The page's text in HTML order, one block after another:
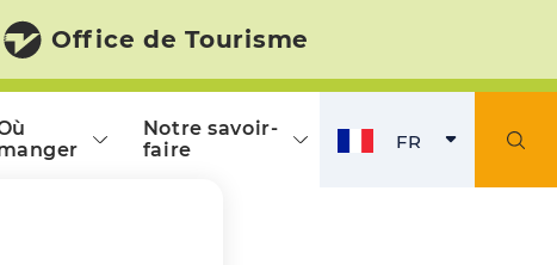
Office de Tourisme
Notre savoir-
faire
FRFRANÇAIS